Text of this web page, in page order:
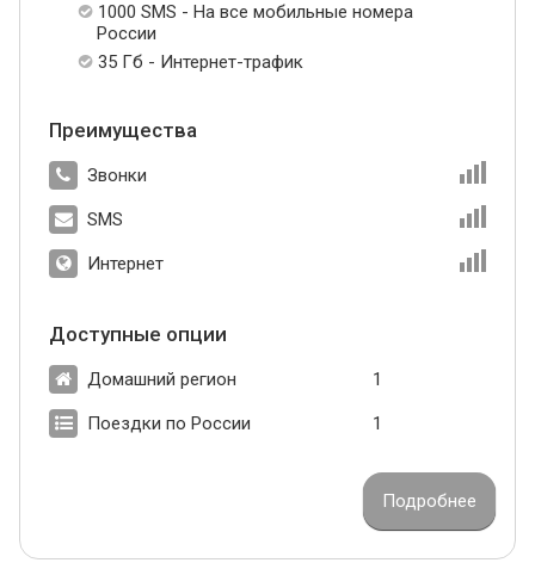
1000 SMS - На все мобильные номера
России
35 Гб - Интернет-трафик
Преимущества
Звонки
SMS
Интернет
Доступные опции
Домашний регион 1
Поездки по России 1
Подробнее